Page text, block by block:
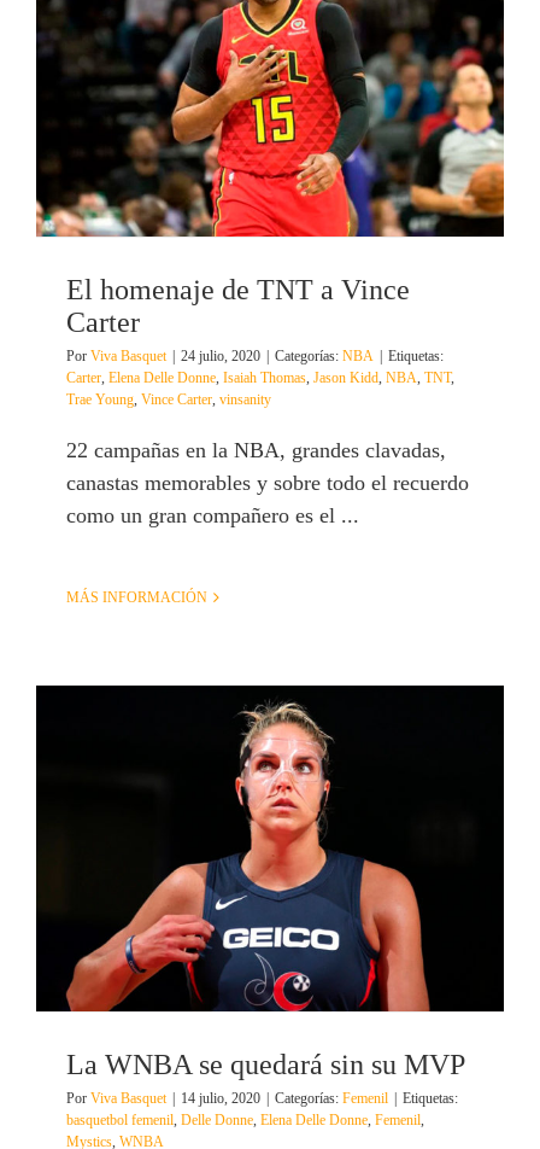
El homenaje de TNT a Vince
Carter
Por Viva Basquet | 24 julio, 2020 | Categorías: NBA | Etiquetas:
Carter Elena Delle Donne Isaiah Thomas Jason Kidd NBA TNT,
Trae Young Vince Carter vinsanity
22 campañas en la NBA, grandes clavadas,
canastas memorables y sobre todo el recuerdo
como un gran compañero es el ...
MÁS INFORMACIÓN
La WNBA se quedará sin su MVP
Por Viva Basquet | 14 julio, 2020 | Categorías: Femenil | Etiquetas:
basquetbol femenil Delle Donne Elena Delle Donne Femenil
Mystics WNBA